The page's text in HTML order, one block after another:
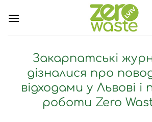
Закарпатські
дізналися про
відходами у Львові
роботи Zero